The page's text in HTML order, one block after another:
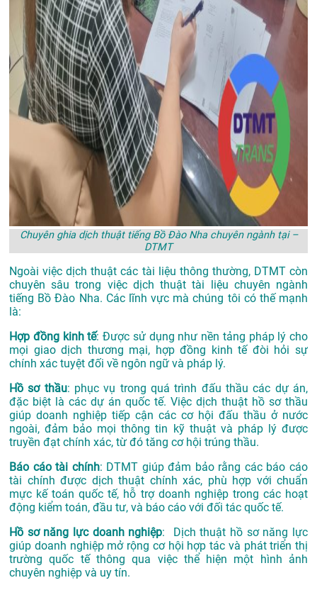
Chuyên ghia dịch thuật tiếng Bồ Đào Nha chuyên ngành tại –
DTMT
Ngoài việc dịch thuật các tài liệu thông thường, DTMT còn
chuyên sâu trong việc dịch thuật tài liệu chuyên ngành
tiếng Bồ Đào Nha. Các lĩnh vực mà chúng tôi có thế mạnh
là:
Hợp đồng kinh tế: Được sử dụng như nền tảng pháp lý cho
mọi giao dịch thương mại, hợp đồng kinh tế đòi hỏi sự
chính xác tuyệt đối về ngôn ngữ và pháp lý.
Hồ sơ thầu: phục vụ trong quá trình đấu thầu các dự án,
đặc biệt là các dự án quốc tế. Việc dịch thuật hồ sơ thầu
giúp doanh nghiệp tiếp cận các cơ hội đấu thầu ở nước
ngoài, đảm bảo mọi thông tin kỹ thuật và pháp lý được
truyền đạt chính xác, từ đó tăng cơ hội trúng thầu.
Báo cáo tài chính: DTMT giúp đảm bảo rằng các báo cáo
tài chính được dịch thuật chính xác, phù hợp với chuẩn
mực kế toán quốc tế, hỗ trợ doanh nghiệp trong các hoạt
động kiểm toán, đầu tư, và báo cáo với đối tác quốc tế.
Hồ sơ năng lực doanh nghiệp: Dịch thuật hồ sơ năng lực
giúp doanh nghiệp mở rộng cơ hội hợp tác và phát triển thị
trường quốc tế thông qua việc thể hiện một hình ảnh
chuyên nghiệp và uy tín.